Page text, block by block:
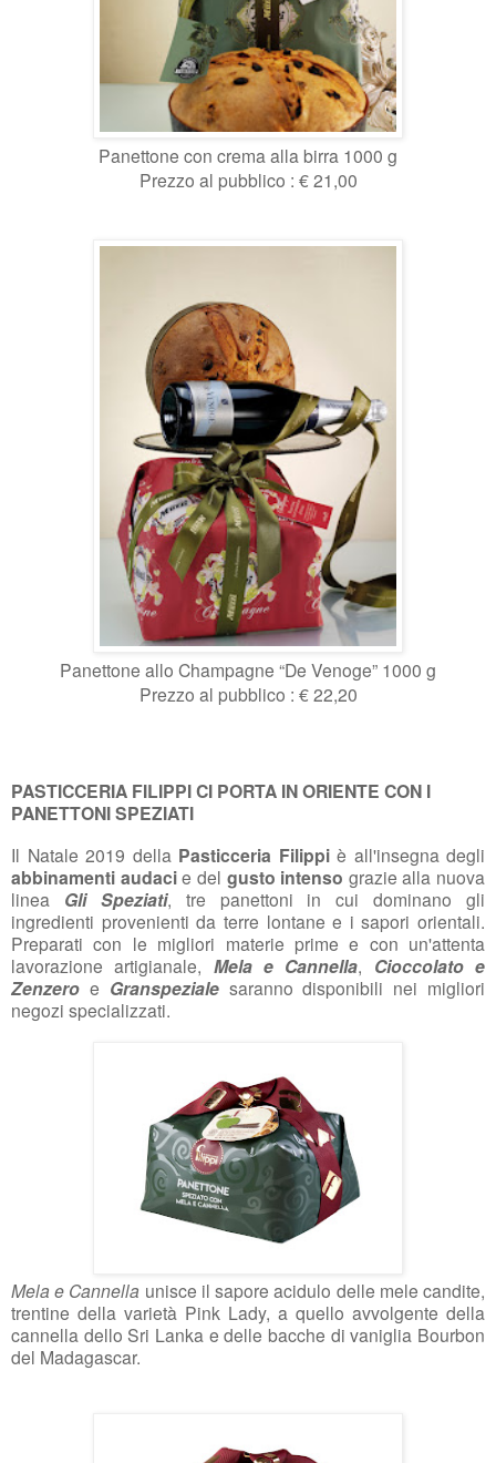
Panettone con crema alla birra 1000 g
Prezzo al pubblico : € 21,00
Panettone allo Champagne “De Venoge” 1000 g
Prezzo al pubblico : € 22,20
PASTICCERIA FILIPPI CI PORTA IN ORIENTE CON I
PANETTONI SPEZIATI
Il Natale 2019 della Pasticceria Filippiè all'insegna degli
abbinamenti audacie del gusto intenso grazie alla nuova
linea Gli Speziati, tre panettoni in cui dominano gli
ingredienti provenienti da terre lontane e i sapori orientali.
Preparati con le migliori materie prime e con un'attenta
lavorazione artigianale, Mela e Cannella, Cioccolato e
Zenzero e Granspezialesaranno disponibili nei migliori
negozi specializzati.
Mela e Cannella unisce il sapore acidulo delle mele candite,
trentine della varietà Pink Lady, a quello avvolgente della
cannella dello Sri Lanka e delle bacche di vaniglia Bourbon
del Madagascar.